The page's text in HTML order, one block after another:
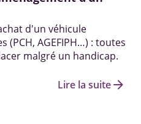
d'un véhicule
(PCH, AGEFIPH…) : toutes
malgré un handicap.
Lire la suitearrow_forward